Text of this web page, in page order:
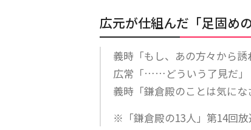
広元が仕組んだ「足固めの
義時「もし、あの方々から誘
広常「……どういう了見だ」
義時「鎌倉殿のことは気にな
※「鎌倉殿の13人」第14回